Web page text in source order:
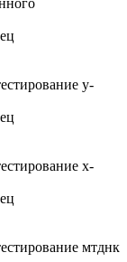
y-
х-
мтднк